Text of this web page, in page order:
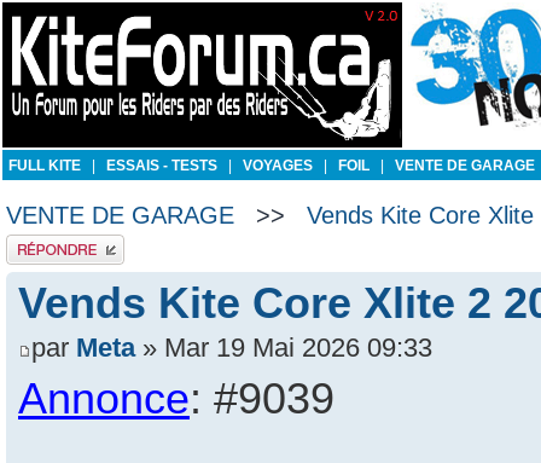
FULL KITE ESSAIS - TESTS VOYAGES FOIL VENTE DE GARAGE
VENTE DE GARAGE >> Vends Kite Core
Publier une réponse
Vends Kite Core Xlite 2
par Meta» Mar 19 Mai 2026 09:33
Annonce: #9039